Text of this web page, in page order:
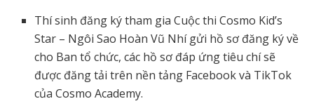
Thí sinh đăng ký tham gia Cuộc thi Cosmo Kid’s
Star – Ngôi Sao Hoàn Vũ Nhí gửi hồ sơ đăng ký về
cho Ban tổ chức, các hồ sơ đáp ứng tiêu chí sẽ
được đăng tải trên nền tảng Facebook và TikTok
của Cosmo Academy.